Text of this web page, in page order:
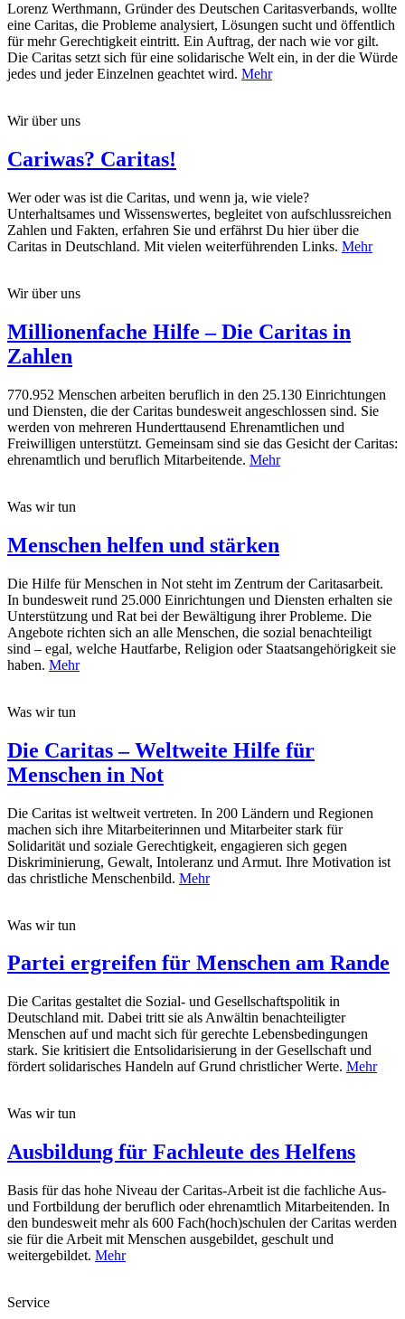
Lorenz Werthmann, Gründer des Deutschen Caritasverbands, wollte
eine Caritas, die Probleme analysiert, Lösungen sucht und öffentlich
für mehr Gerechtigkeit eintritt. Ein Auftrag, der nach wie vor gilt.
Die Caritas setzt sich für eine solidarische Welt ein, in der die Würde
jedes und jeder Einzelnen geachtet wird. Mehr
Wir über uns
Cariwas? Caritas!
Wer oder was ist die Caritas, und wenn ja, wie viele?
Unterhaltsames und Wissenswertes, begleitet von aufschlussreichen
Zahlen und Fakten, erfahren Sie und erfährst Du hier über die
Caritas in Deutschland. Mit vielen weiterführenden Links. Mehr
Wir über uns
Millionenfache Hilfe – Die Caritas in
Zahlen
770.952 Menschen arbeiten beruflich in den 25.130 Einrichtungen
und Diensten, die der Caritas bundesweit angeschlossen sind. Sie
werden von mehreren Hunderttausend Ehrenamtlichen und
Freiwilligen unterstützt. Gemeinsam sind sie das Gesicht der Caritas:
ehrenamtlich und beruflich Mitarbeitende. Mehr
Was wir tun
Menschen helfen und stärken
Die Hilfe für Menschen in Not steht im Zentrum der Caritasarbeit.
In bundesweit rund 25.000 Einrichtungen und Diensten erhalten sie
Unterstützung und Rat bei der Bewältigung ihrer Probleme. Die
Angebote richten sich an alle Menschen, die sozial benachteiligt
sind – egal, welche Hautfarbe, Religion oder Staatsangehörigkeit sie
haben. Mehr
Was wir tun
Die Caritas – Weltweite Hilfe für
Menschen in Not
Die Caritas ist weltweit vertreten. In 200 Ländern und Regionen
machen sich ihre Mitarbeiterinnen und Mitarbeiter stark für
Solidarität und soziale Gerechtigkeit, engagieren sich gegen
Diskriminierung, Gewalt, Intoleranz und Armut. Ihre Motivation ist
das christliche Menschenbild. Mehr
Was wir tun
Partei ergreifen für Menschen am Rande
Die Caritas gestaltet die Sozial- und Gesellschaftspolitik in
Deutschland mit. Dabei tritt sie als Anwältin benachteiligter
Menschen auf und macht sich für gerechte Lebensbedingungen
stark. Sie kritisiert die Entsolidarisierung in der Gesellschaft und
fördert solidarisches Handeln auf Grund christlicher Werte. Mehr
Was wir tun
Ausbildung für Fachleute des Helfens
Basis für das hohe Niveau der Caritas-Arbeit ist die fachliche Aus-
und Fortbildung der beruflich oder ehrenamtlich Mitarbeitenden. In
den bundesweit mehr als 600 Fach(hoch)schulen der Caritas werden
sie für die Arbeit mit Menschen ausgebildet, geschult und
weitergebildet. Mehr
Service